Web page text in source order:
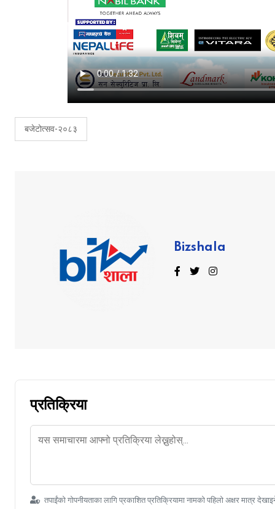
बजेटोत्सव-२०८३
Bizshala
प्रतिक्रिया
तपाईंको गोपनीयताका लागि प्रकाशित प्रतिक्रियामा नामको पहिलो अक्षर मात्र